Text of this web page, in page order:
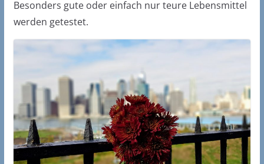
Besonders gute oder einfach nur teure Lebensmittel
werden getestet.